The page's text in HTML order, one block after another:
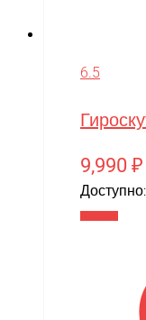
6.5
9,990 ₽
Доступно: